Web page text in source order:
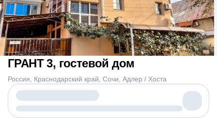
ГРАНТ 3, гостевой дом
Россия Краснодарский край Сочи Адлер / Хоста